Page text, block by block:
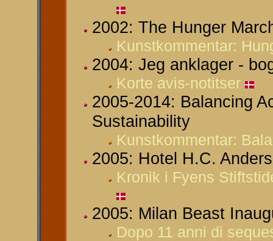
2002: The Hunger
Kunstkommentar:
2004: Jeg anklager -
Korte avis-notitser
2005-2014: Balancing
Sustainability
Kunstkommentar:
2005: Hotel H.C.
Kronik i Fyens
2005: Milan Beast
Dopo 11 anni di